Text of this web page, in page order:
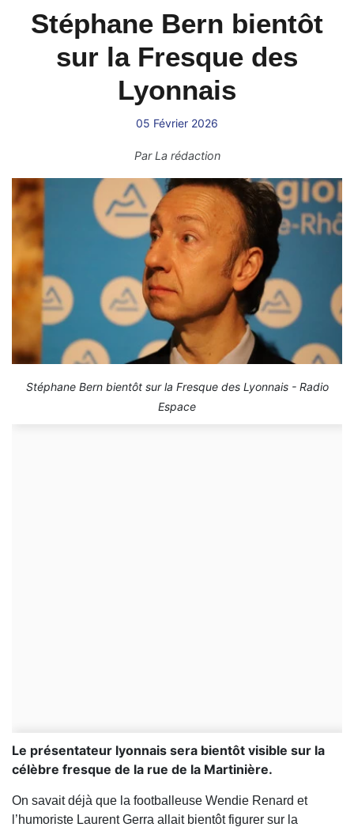
Stéphane Bern bientôt
sur la Fresque des
Lyonnais
05 Février 2026
ParLa rédaction
Stéphane Bern bientôt sur la Fresque des Lyonnais - Radio
Espace
Le présentateur lyonnais sera bientôt visible sur la
célèbre fresque de la rue de la Martinière.
On savait déjà que la footballeuse Wendie Renard et
l’humoriste Laurent Gerra allait bientôt figurer sur la